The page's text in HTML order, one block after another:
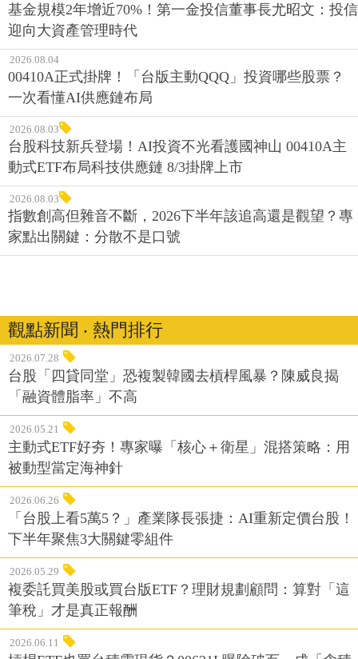
基金規模2年增近70%！第一金投信董事長尤昭文：投信
迎向大資產管理時代
2026.08.04
00410A正式掛牌！「台版主動QQQ」投資哪些股票？
一次看懂AI供應鏈布局
2026.08.03
台股科技新兵登場！AI投資不光看護國神山 00410A主
動式ETF布局科技供應鏈 8/3掛牌上市
2026.08.03
指數創高但雜音不斷，2026下半年該追高還是觀望？專
家點出關鍵：分散不是口號
觀點新聞 ‧ 熱門排行
2026.07.28
台股「四貸同堂」恐複製韓國去槓桿風暴？陳威良揭
「融資體脂率」不高
2026.05.21
主動式ETF好夯！專家曝「核心＋衛星」混搭策略：用
被動型當定海神針
2026.06.26
「台股上看5萬5？」產業隊長張捷：AI重新定價台股！
下半年聚焦3大關鍵零組件
2026.05.29
複委託買美股或買台版ETF？理財規劃顧問：算對「這
筆稅」才是真正報酬
2026.06.11